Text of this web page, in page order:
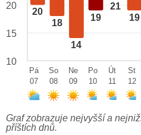
20
18
14
19
21
19
20
15
10
Pá
07
So
08
Ne
09
Po
10
Út
11
St
12
Graf zobrazuje nejvyšší a
příštích dnů.